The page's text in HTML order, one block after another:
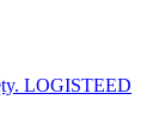
LOGISTEED